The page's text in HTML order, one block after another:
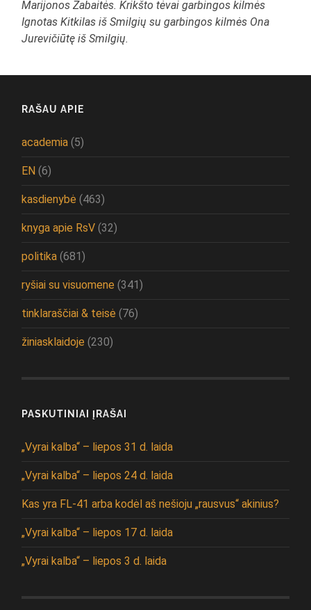
Marijonos Zabaitės. Krikšto tėvai garbingos kilmės
Ignotas Kitkilas iš Smilgių su garbingos kilmės Ona
Jurevičiūtę iš Smilgių.
RAŠAU APIE
academia (5)
EN (6)
kasdienybė (463)
knyga apie RsV (32)
politika (681)
ryšiai su visuomene (341)
tinklaraščiai & teisė (76)
žiniasklaidoje (230)
PASKUTINIAI ĮRAŠAI
„Vyrai kalba“ – liepos 31 d. laida
„Vyrai kalba“ – liepos 24 d. laida
Kas yra FL-41 arba kodėl aš nešioju „rausvus“ akinius?
„Vyrai kalba“ – liepos 17 d. laida
„Vyrai kalba“ – liepos 3 d. laida